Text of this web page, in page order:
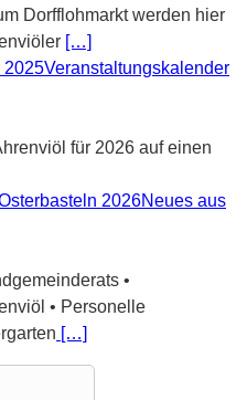
Dorfflohmarkt werden hier
[…]
Veranstaltungskalender
für 2026 auf einen
Neues aus
•
• Personelle
[…]